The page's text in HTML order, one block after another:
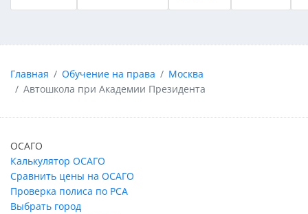
Главная Обучение на права
Москва
Автошкола при Академии Президента
ОСАГО
Калькулятор ОСАГО
Сравнить цены на ОСАГО
Проверка полиса по РСА
Выбрать город